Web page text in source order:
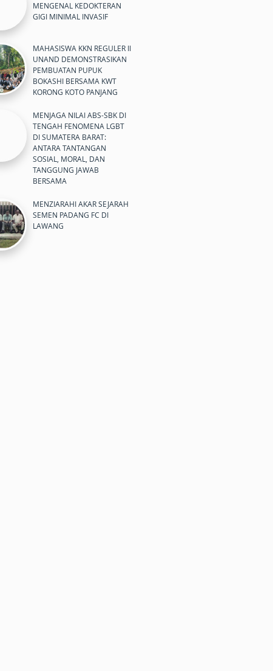
MENGENAL KEDOKTERAN
GIGI MINIMAL INVASIF
MAHASISWA KKN REGULER II
UNAND DEMONSTRASIKAN
PEMBUATAN PUPUK
BOKASHI BERSAMA KWT
KORONG KOTO PANJANG
MENJAGA NILAI ABS-SBK DI
TENGAH FENOMENA LGBT
DI SUMATERA BARAT:
ANTARA TANTANGAN
SOSIAL, MORAL, DAN
TANGGUNG JAWAB
BERSAMA
MENZIARAHI AKAR SEJARAH
SEMEN PADANG FC DI
LAWANG